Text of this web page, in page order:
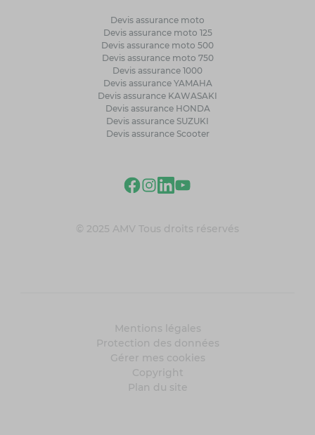
Devis assurance moto
Devis assurance moto 125
Devis assurance moto 500
Devis assurance moto 750
Devis assurance 1000
Devis assurance YAMAHA
Devis assurance KAWASAKI
Devis assurance HONDA
Devis assurance SUZUKI
Devis assurance Scooter
© 2025 AMV Tous droits réservés
Mentions légales
Protection des données
Gérer mes cookies
Copyright
Plan du site